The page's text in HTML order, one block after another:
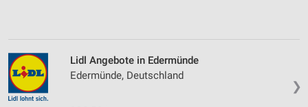
❯
Lidl Angebote in Edermünde
Edermünde, Deutschland